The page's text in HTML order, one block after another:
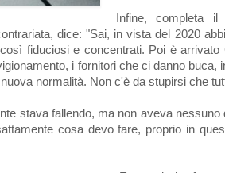
Infine, completa
dice: "Sai, in vista del 2020
fiduciosi e concentrati. Poi è
i fornitori che ci danno
normalità. Non c'è da stupirsi che
stava fallendo, ma non aveva
cosa devo fare, proprio in